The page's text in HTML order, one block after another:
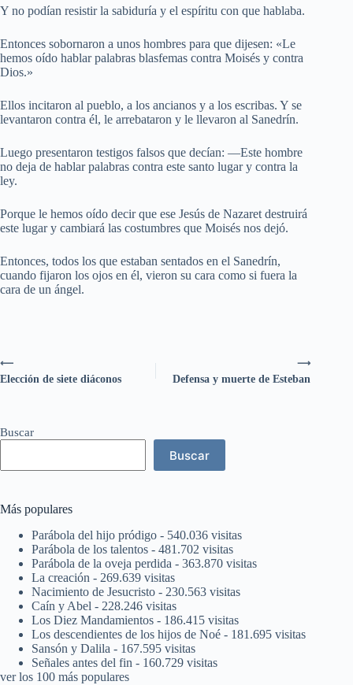
Y no podían resistir la sabiduría y el espíritu con que hablaba.
Entonces sobornaron a unos hombres para que dijesen: «Le
hemos oído hablar palabras blasfemas contra Moisés y contra
Dios.»
Ellos incitaron al pueblo, a los ancianos y a los escribas. Y se
levantaron contra él, le arrebataron y le llevaron al Sanedrín.
Luego presentaron testigos falsos que decían: —Este hombre
no deja de hablar palabras contra este santo lugar y contra la
ley.
Porque le hemos oído decir que ese Jesús de Nazaret destruirá
este lugar y cambiará las costumbres que Moisés nos dejó.
Entonces, todos los que estaban sentados en el Sanedrín,
cuando fijaron los ojos en él, vieron su cara como si fuera la
cara de un ángel.
⟶
Defensa y muerte de Esteban
⟵
Elección de siete diáconos
Buscar
Buscar
Más populares
Parábola del hijo pródigo - 540.036 visitas
Parábola de los talentos - 481.702 visitas
Parábola de la oveja perdida - 363.870 visitas
La creación - 269.639 visitas
Nacimiento de Jesucristo - 230.563 visitas
Caín y Abel - 228.246 visitas
Los Diez Mandamientos - 186.415 visitas
Los descendientes de los hijos de Noé - 181.695 visitas
Sansón y Dalila - 167.595 visitas
Señales antes del fin - 160.729 visitas
ver los 100 más populares